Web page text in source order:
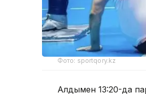
Фото: sportqory.kz
Алдымен 13:20-да